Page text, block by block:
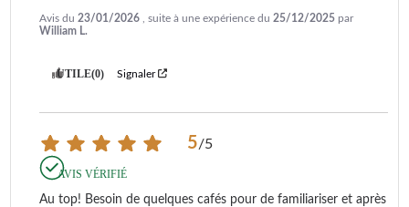
Avis du 23/01/2026 , suite à une expérience du 25/12/2025 par
William L.
UTILE(0) Signaler
5/5
AVIS VÉRIFIÉ
Au top! Besoin de quelques cafés pour de familiariser et après